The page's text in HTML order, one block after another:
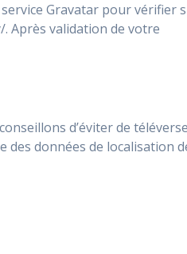
Gravatar pour vérifier
Après validation de votre
d’éviter de
des données de localisation